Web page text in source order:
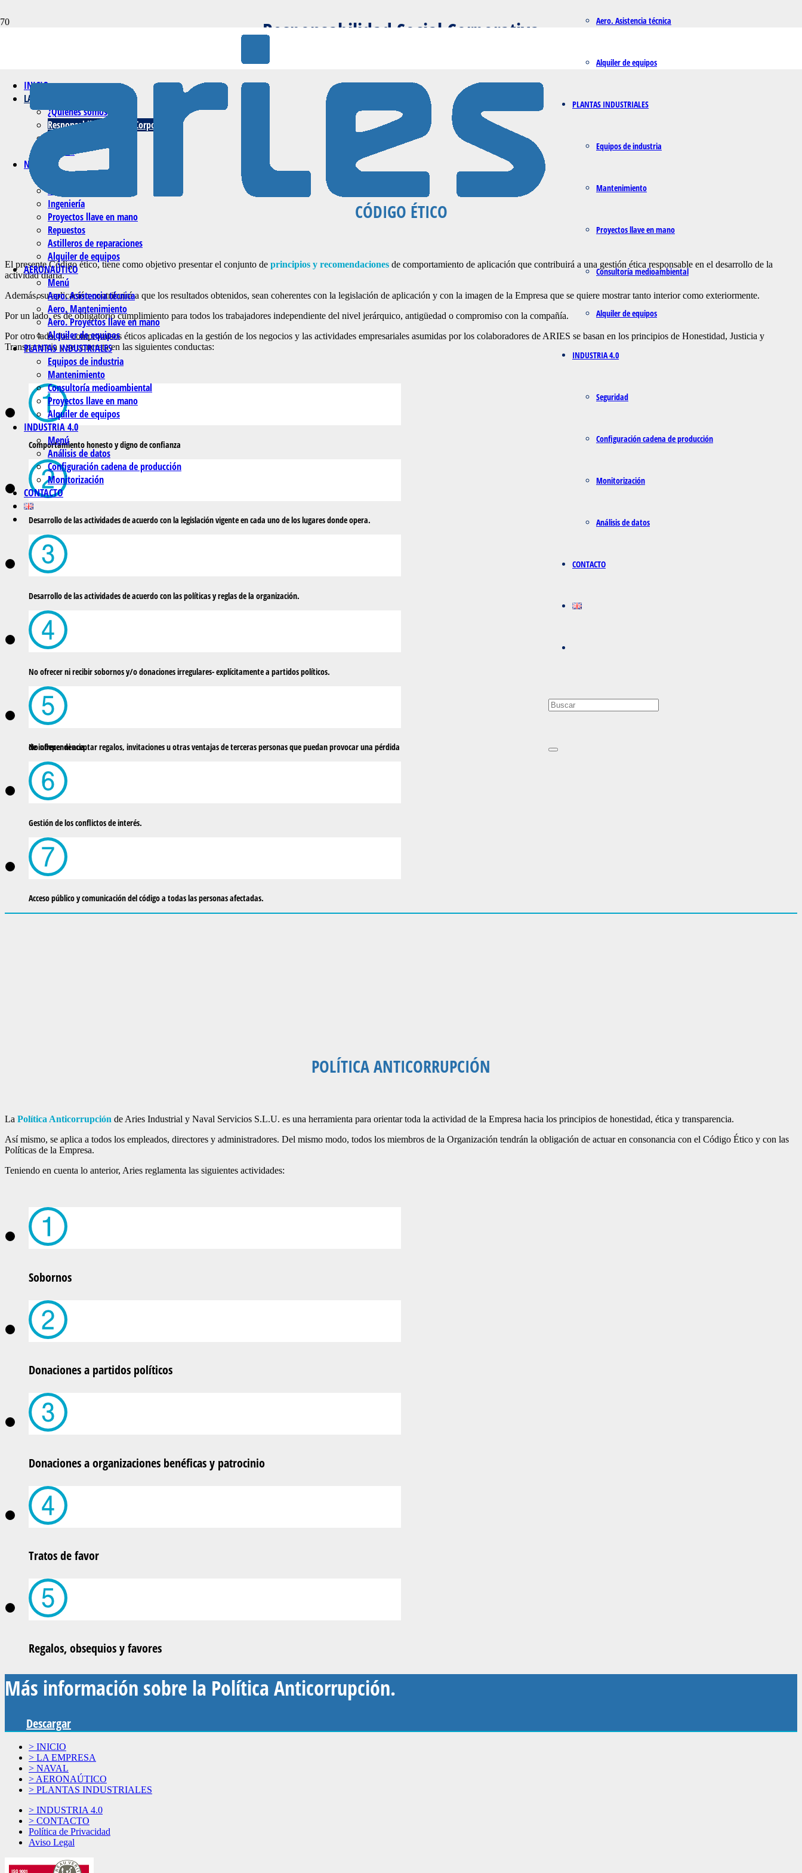
Aero. Asistencia técnica
Alquiler de equipos
PLANTAS INDUSTRIALES
Equipos de industria
Mantenimiento
Proyectos llave en mano
Consultoría medioambiental
Alquiler de equipos
INDUSTRIA 4.0
Seguridad
Configuración cadena de producción
Monitorización
Análisis de datos
CONTACTO
INICIO
LA EMPRESA
¿Quiénes somos?
Responsabilidad Social Corporativa
Calidad
NAVAL
Suministro de equipos
Ingeniería
Proyectos llave en mano
Repuestos
Astilleros de reparaciones
Alquiler de equipos
AERONAÚTICO
Menú
Aero. Asistencia técnica
Aero. Mantenimiento
Aero. Proyectos llave en mano
Alquiler de equipos
PLANTAS INDUSTRIALES
Equipos de industria
Mantenimiento
Consultoría medioambiental
Proyectos llave en mano
Alquiler de equipos
INDUSTRIA 4.0
Menú
Análisis de datos
Configuración cadena de producción
Monitorización
CONTACTO
Responsabilidad Social Corporativa
CÓDIGO ÉTICO
El presente Código ético, tiene como objetivo presentar el conjunto de principios y recomendaciones de comportamiento de aplicación que contribuirá a una gestión ética responsable en el desarrollo de la
actividad diaria.
Además, su aplicación contribuirá a que los resultados obtenidos, sean coherentes con la legislación de aplicación y con la imagen de la Empresa que se quiere mostrar tanto interior como exteriormente.
Por un lado, es de obligatorio cumplimiento para todos los trabajadores independiente del nivel jerárquico, antigüedad o compromiso con la compañía.
Por otro lado, los compromisos éticos aplicadas en la gestión de los negocios y las actividades empresariales asumidas por los colaboradores de ARIES se basan en los principios de Honestidad, Justicia y
Transparencia y se concreta en las siguientes conductas:
Comportamiento honesto y digno de confianza
Desarrollo de las actividades de acuerdo con la legislación vigente en cada uno de los lugares donde opera.
Desarrollo de las actividades de acuerdo con las políticas y reglas de la organización.
No ofrecer ni recibir sobornos y/o donaciones irregulares- explícitamente a partidos políticos.
No ofrecer ni aceptar regalos, invitaciones u otras ventajas de terceras personas que puedan provocar una pérdida de independencia.
Gestión de los conflictos de interés.
Acceso público y comunicación del código a todas las personas afectadas.
POLÍTICA ANTICORRUPCIÓN
La Política Anticorrupción de Aries Industrial y Naval Servicios S.L.U. es una herramienta para orientar toda la actividad de la Empresa hacia los principios de honestidad, ética y transparencia.
Así mismo, se aplica a todos los empleados, directores y administradores. Del mismo modo, todos los miembros de la Organización tendrán la obligación de actuar en consonancia con el Código Ético y con las
Políticas de la Empresa.
Teniendo en cuenta lo anterior, Aries reglamenta las siguientes actividades:
Sobornos
Donaciones a partidos políticos
Donaciones a organizaciones benéficas y patrocinio
Tratos de favor
Regalos, obsequios y favores
Más información sobre la Política Anticorrupción.
Descargar
> INICIO
> LA EMPRESA
> NAVAL
> AERONAÚTICO
> PLANTAS INDUSTRIALES
> INDUSTRIA 4.0
> CONTACTO
Política de Privacidad
Aviso Legal